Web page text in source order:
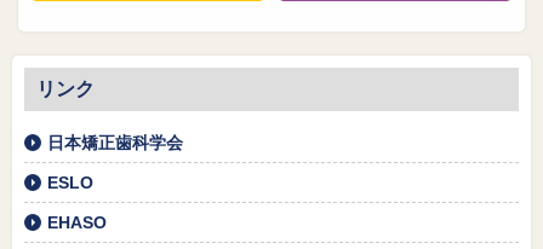
リンク
日本矯正歯科学会
ESLO
EHASO